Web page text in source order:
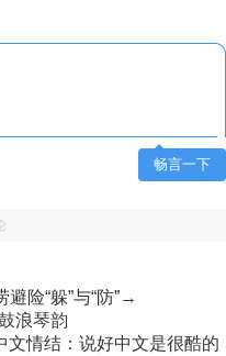
畅言一下
险“躲”与“防”→
浪琴韵
文情结：说好中文是很酷的